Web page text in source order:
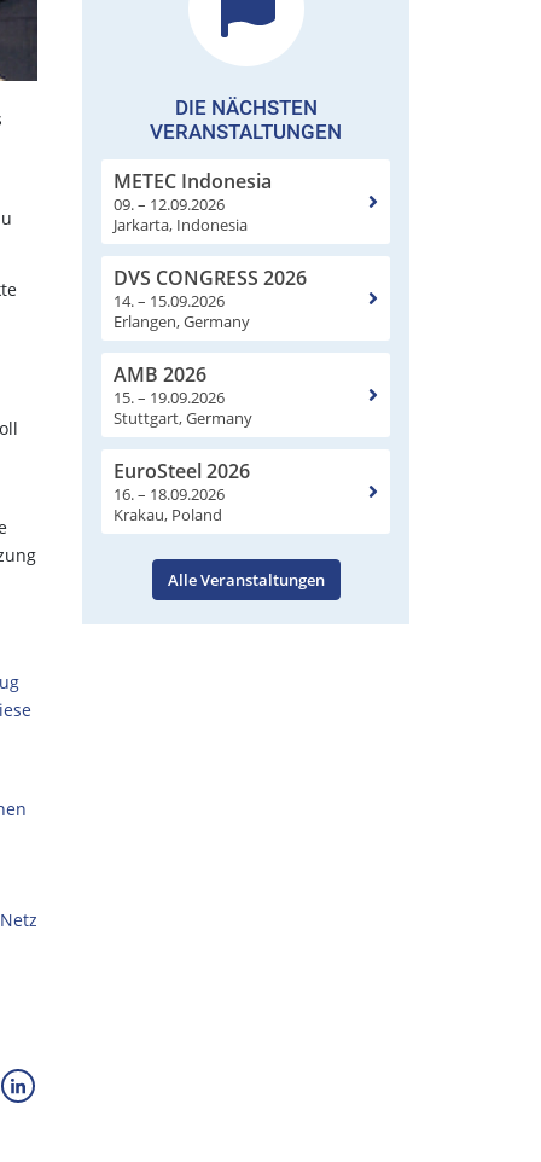
DIE NÄCHSTEN
VERANSTALTUNGEN
METEC Indonesia
09. – 12.09.2026
Jarkarta, Indonesia
DVS CONGRESS 2026
14. – 15.09.2026
Erlangen, Germany
AMB 2026
15. – 19.09.2026
Stuttgart, Germany
EuroSteel 2026
16. – 18.09.2026
Krakau, Poland
Alle Veranstaltungen